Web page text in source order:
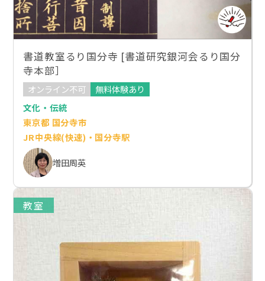
書道教室るり国分寺 [書道研究銀河会るり国分
寺本部］
オンライン不可
無料体験あり
文化・伝統
東京都 国分寺市
JR中央線(快速)・国分寺駅
増田周英
教室